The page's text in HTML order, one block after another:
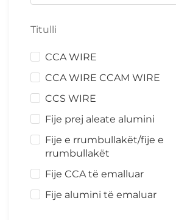
Titulli
CCA WIRE
CCA WIRE CCAM WIRE
CCS WIRE
Fije prej aleate alumini
Fije e rrumbullakët/fije e
rrumbullakët
Fije CCA të emalluar
Fije alumini të emaluar